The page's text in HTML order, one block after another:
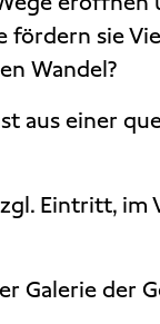
fördern sie
Wandel?
aus einer
Eintritt, im
Galerie der